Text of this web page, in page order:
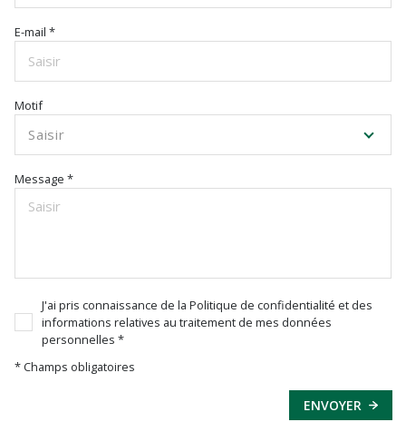
E-mail *
Motif
Saisir
Message *
J'ai pris connaissance de la Politique de confidentialité et des
informations relatives au traitement de mes données
personnelles *
* Champs obligatoires
ENVOYER